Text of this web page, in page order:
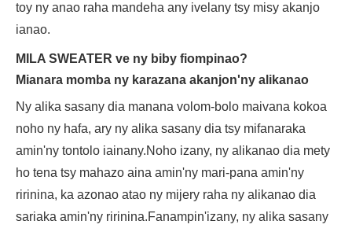
toy ny anao raha mandeha any ivelany tsy misy akanjo
ianao.
MILA SWEATER ve ny biby fiompinao?
Mianara momba ny karazana akanjon'ny alikanao
Ny alika sasany dia manana volom-bolo maivana kokoa
noho ny hafa, ary ny alika sasany dia tsy mifanaraka
amin'ny tontolo iainany.Noho izany, ny alikanao dia mety
ho tena tsy mahazo aina amin'ny mari-pana amin'ny
ririnina, ka azonao atao ny mijery raha ny alikanao dia
sariaka amin'ny ririnina.Fanampin'izany, ny alika sasany